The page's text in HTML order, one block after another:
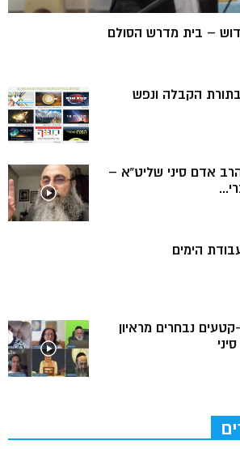
– בית מדרש הסולם
בתורת הקבלה ונפש
אדם סיני שליט”א –
הימים
נבחרים מראיון